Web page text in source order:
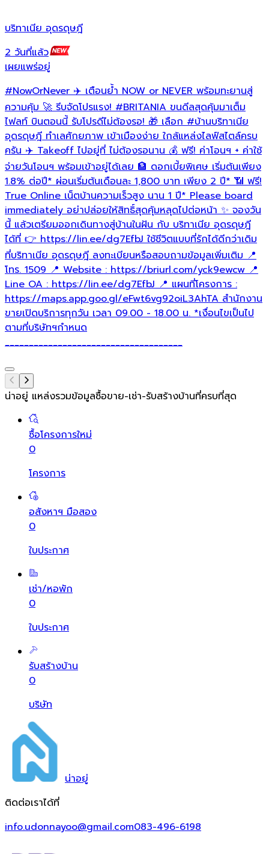
บริทาเนีย อุดรดุษฎี
2 วันที่แล้ว
เผยแพร่อยู่
#NowOrNever✈️ เตือนย้ำ NOW or NEVER พร้อมทะยานสู่
ความคุ้ม 🚀 รีบจัดโปรแรง!#BRITANIAขนดีลสุดคุ้มมาเต็ม
ไฟลท์ บินตอนนี้ รับโปรดีไม่ต้องรอ! 🎁 เลือก#บ้านบริทาเนีย
อุดรดุษฎีทำเลศักยภาพ เข้าเมืองง่าย ใกล้แหล่งไลฟ์สไตล์ครบ
ครัน ✈️ Takeoff ไปอยู่ที่ ไม่ต้องรอนาน 💰 ฟรี! ค่าโอนฯ + ค่าใช้
จ่ายวันโอนฯ พร้อมเข้าอยู่ได้เลย 🏦 ดอกเบี้ยพิเศษ เริ่มต้นเพียง
1.8% ต่อปี* ผ่อนเริ่มต้นเดือนละ 1,800 บาท เพียง 2 ปี* 📶 ฟรี!
True Online เน็ตบ้านความเร็วสูง นาน 1 ปี* Please board
immediately อย่าปล่อยให้สิทธิ์สุดคุ้มหลุดไปต่อหน้า ✨ จองวัน
นี้ แล้วเตรียมออกเดินทางสู่บ้านในฝัน กับ บริทาเนีย อุดรดุษฎี
ได้ที่ 👉 https://lin.ee/dg7EfbJ ใช้ชีวิตแบบที่รักได้ดีกว่าเดิม
ที่บริทาเนีย อุดรดุษฎี ลงทะเบียนหรือสอบถามข้อมูลเพิ่มเติม 📍
โทร. 1509 📍 Website : https://briurl.com/yck9ewcw 📍
Line OA : https://lin.ee/dg7EfbJ 📍 แผนที่โครงการ :
https://maps.app.goo.gl/eFwt6vg92oiL3AhTA สำนักงาน
ขายเปิดบริการทุกวัน เวลา 09.00 - 18.00 น. *เงื่อนไขเป็นไป
ตามที่บริษัทฯกำหนด
_____________________________________
น่าอยู่ แหล่งรวมข้อมูลซื้อขาย-เช่า-รับสร้างบ้านที่ครบที่สุด
ซื้อโครงการใหม่
0
โครงการ
อสังหาฯ มือสอง
0
ใบประกาศ
เช่า/หอพัก
0
ใบประกาศ
รับสร้างบ้าน
0
บริษัท
น่าอยู่
ติดต่อเราได้ที่
info.udonnayoo@gmail.com083-496-6198